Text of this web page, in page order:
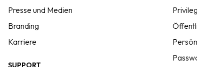
Presse und Medien
Branding
Karriere